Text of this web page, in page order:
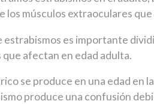
los músculos extraoculares
estrabismos es importante
afectan en edad adulta.
se produce en una edad en
produce una confusión